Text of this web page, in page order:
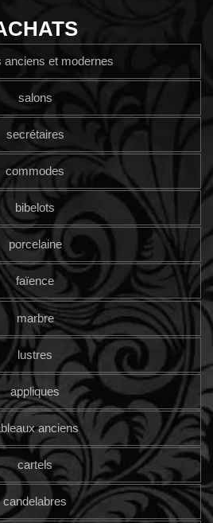
anciens et modernes
salons
secrétaires
commodes
bibelots
porcelaine
faïence
marbre
lustres
appliques
anciens
cartels
candelabres